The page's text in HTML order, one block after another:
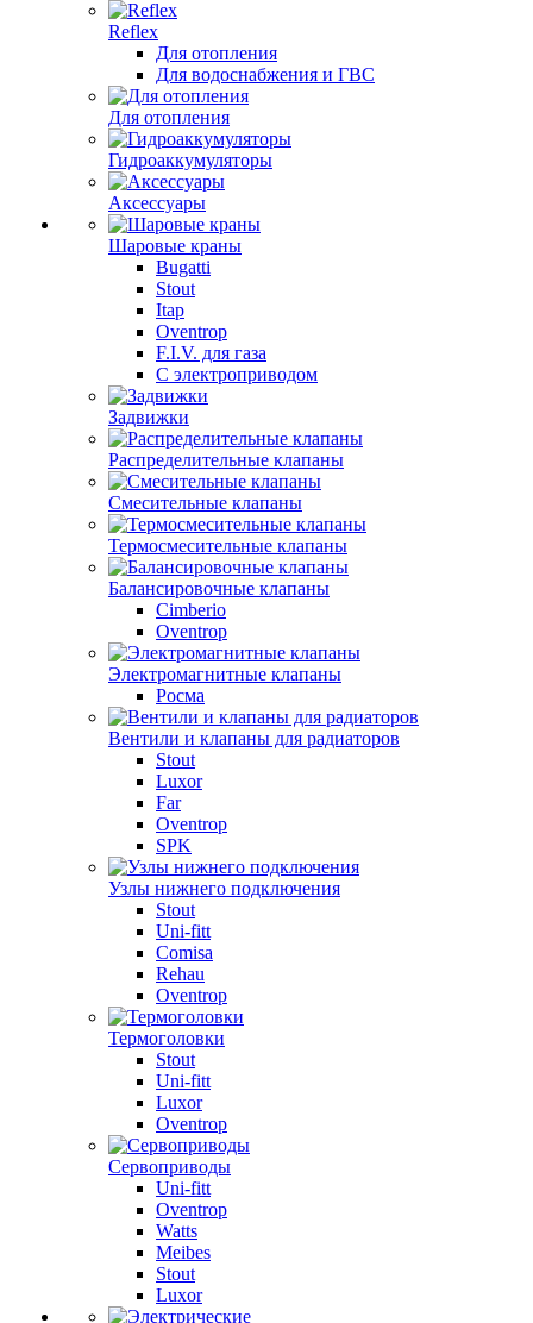
Reflex
Для отопления
Для водоснабжения и ГВС
Для отопления
Гидроаккумуляторы
Аксессуары
Шаровые краны
Bugatti
Stout
Itap
Oventrop
F.I.V. для газа
С электроприводом
Задвижки
Распределительные клапаны
Cмесительные клапаны
Термосмесительные клапаны
Балансировочные клапаны
Cimberio
Oventrop
Электромагнитные клапаны
Росма
Вентили и клапаны для радиаторов
Stout
Luxor
Far
Oventrop
SPK
Узлы нижнего подключения
Stout
Uni-fitt
Comisa
Rehau
Oventrop
Термоголовки
Stout
Uni-fitt
Luxor
Oventrop
Сервоприводы
Uni-fitt
Oventrop
Watts
Meibes
Stout
Luxor